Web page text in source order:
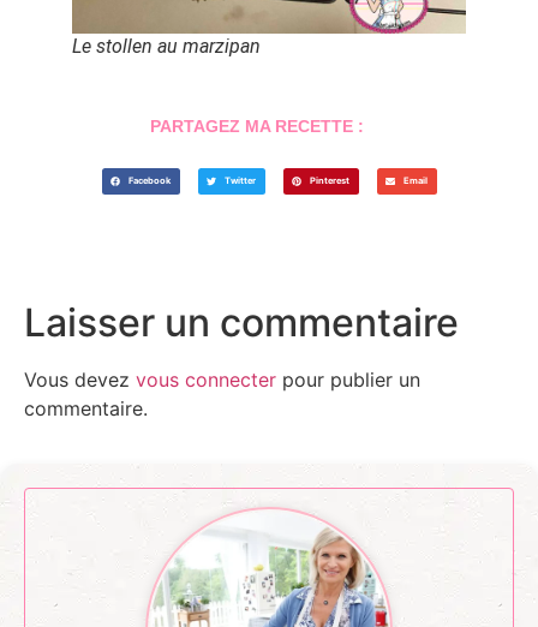
Le stollen au marzipan
PARTAGEZ MA RECETTE :
Facebook Twitter Pinterest Email
Laisser un commentaire
Vous devez vous connecter pour publier un
commentaire.